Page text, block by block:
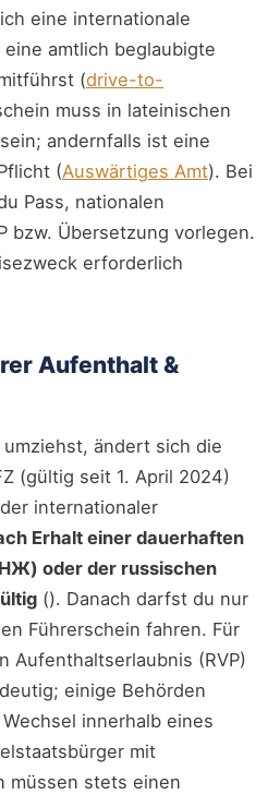
eine internationale
eine amtlich beglaubigte
(drive-to-
muss in lateinischen
andernfalls ist eine
(Auswärtiges Amt). Bei
Pass, nationalen
bzw. Übersetzung vorlegen.
erforderlich
Aufenthalt &
ändert sich die
(gültig seit 1. April 2024)
internationaler
Erhalt einer dauerhaften
oder der russischen
(). Danach darfst du nur
Führerschein fahren. Für
Aufenthaltserlaubnis (RVP)
einige Behörden
innerhalb eines
mit
müssen stets einen